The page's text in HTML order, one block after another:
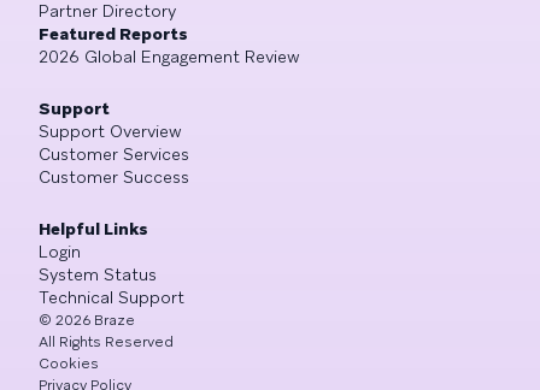
Partner Directory
Featured Reports
2026 Global Engagement Review
Support
Support Overview
Customer Services
Customer Success
Helpful Links
Login
System Status
Technical Support
© 2026 Braze
All Rights Reserved
Cookies
Privacy Policy